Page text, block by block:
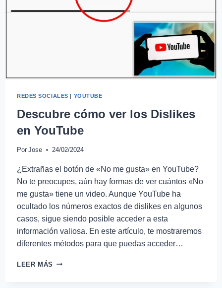
REDES SOCIALES | YOUTUBE
Descubre cómo ver los Dislikes
en YouTube
Por Jose 24/02/2024
¿Extrañas el botón de «No me gusta» en YouTube?
No te preocupes, aún hay formas de ver cuántos «No
me gusta» tiene un video. Aunque YouTube ha
ocultado los números exactos de dislikes en algunos
casos, sigue siendo posible acceder a esta
información valiosa. En este artículo, te mostraremos
diferentes métodos para que puedas acceder…
LEER MÁS